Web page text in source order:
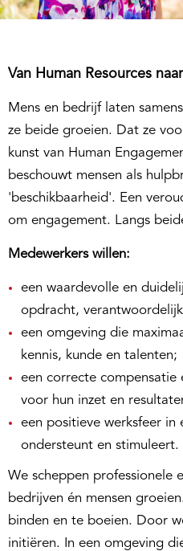
Van Human Resources
Mens en bedrijf laten
ze beide groeien. Dat ze
kunst van Human
beschouwt mensen als
'beschikbaarheid'. Een
om engagement. Langs
Medewerkers willen:
een waardevolle en
opdracht,
een omgeving die
kennis, kunde en talenten;
een correcte compensatie
voor hun inzet en
een positieve werksfeer in
ondersteunt en stimuleert.
We scheppen professionele
bedrijven én mensen
binden en te boeien. Door
initiëren. In een omgeving